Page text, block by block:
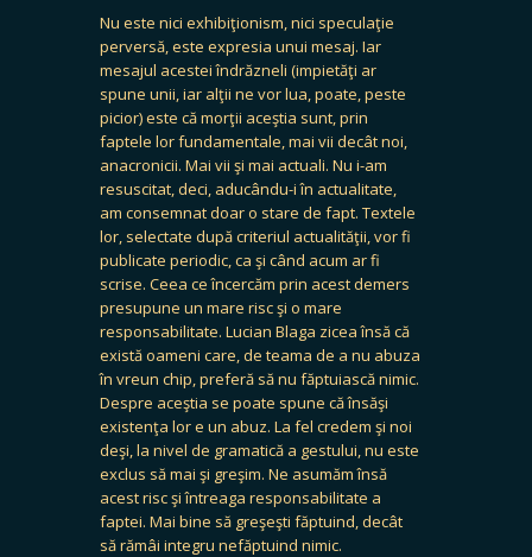
Nu este nici exhibiţionism, nici speculaţie
perversă, este expresia unui mesaj. Iar
mesajul acestei îndrăzneli (impietăţi ar
spune unii, iar alţii ne vor lua, poate, peste
picior) este că morţii aceştia sunt, prin
faptele lor fundamentale, mai vii decât noi,
anacronicii. Mai vii şi mai actuali. Nu i-am
resuscitat, deci, aducându-i în actualitate,
am consemnat doar o stare de fapt. Textele
lor, selectate după criteriul actualităţii, vor fi
publicate periodic, ca şi când acum ar fi
scrise. Ceea ce încercăm prin acest demers
presupune un mare risc şi o mare
responsabilitate. Lucian Blaga zicea însă că
există oameni care, de teama de a nu abuza
în vreun chip, preferă să nu făptuiască nimic.
Despre aceştia se poate spune că însăşi
existenţa lor e un abuz. La fel credem şi noi
deşi, la nivel de gramatică a gestului, nu este
exclus să mai şi greşim. Ne asumăm însă
acest risc şi întreaga responsabilitate a
faptei. Mai bine să greşeşti făptuind, decât
să rămâi integru nefăptuind nimic.